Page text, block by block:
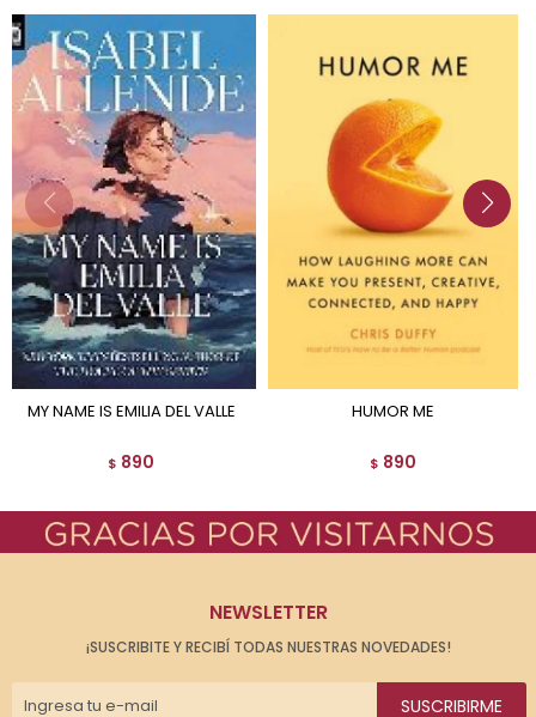
MY NAME IS EMILIA DEL VALLE
$ 890
HUMOR ME
$ 890
NEWSLETTER
¡SUSCRIBITE Y RECIBÍ TODAS NUESTRAS NOVEDADES!
SUSCRIBIRME